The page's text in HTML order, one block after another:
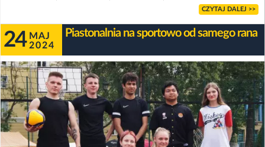
CZYTAJ DALEJ >>
24 MAJ
2024
Piastonalnia na sportowo od samego rana